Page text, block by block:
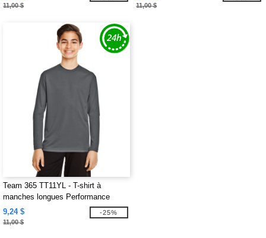
11,00 $ 11,00 $
Team 365 TT11YL - T-shirt à
manches longues Performance
Youth Zone
9,24 $
11,00 $
-25%